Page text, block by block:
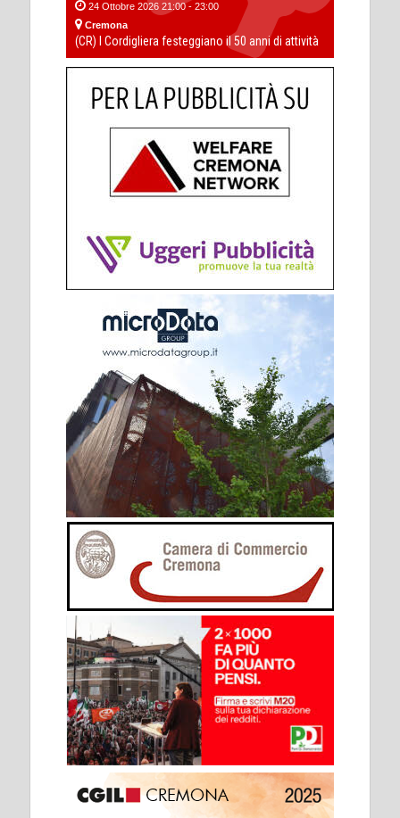
24 Ottobre 2026 21:00 - 23:00
Cremona
(CR) I Cordigliera festeggiano il 50 anni di attività